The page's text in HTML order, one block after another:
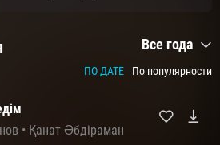
Все года
ПО ДАТЕ По популярности
• Қанат Әбдіраман